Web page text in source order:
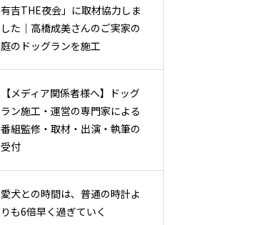
有吉THE夜会」に取材協力しま
した｜高橋成美さんのご実家の
庭のドッグランを施工
【メディア関係者様へ】ドッグ
ラン施工・運営の専門家による
番組監修・取材・出演・執筆の
受付
愛犬との時間は、普通の時計よ
りも6倍早く過ぎていく